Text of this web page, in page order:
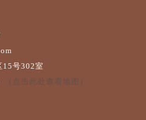
15号302室
（点击此处查看地图）